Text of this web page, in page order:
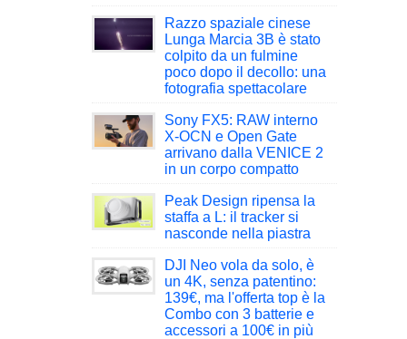
Razzo spaziale cinese
Lunga Marcia 3B è stato
colpito da un fulmine
poco dopo il decollo: una
fotografia spettacolare
Sony FX5: RAW interno
X-OCN e Open Gate
arrivano dalla VENICE 2
in un corpo compatto
Peak Design ripensa la
staffa a L: il tracker si
nasconde nella piastra
DJI Neo vola da solo, è
un 4K, senza patentino:
139€, ma l'offerta top è la
Combo con 3 batterie e
accessori a 100€ in più